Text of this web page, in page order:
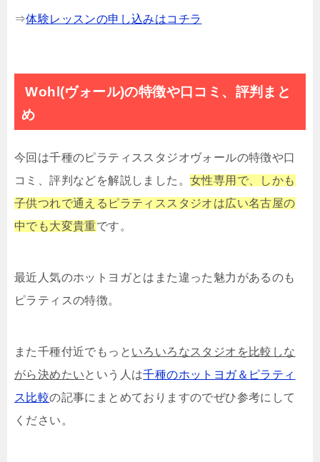
⇒体験レッスンの申し込みはコチラ
Wohl(ヴォール)の特徴や口コミ、評判まと
め
今回は千種のピラティススタジオヴォールの特徴や口
コミ、評判などを解説しました。 女性専用で、しかも
子供つれで通えるピラティススタジオは広い名古屋の
中でも大変貴重です。
最近人気のホットヨガとはまた違った魅力があるのも
ピラティスの特徴。
また千種付近でもっと いろいろなスタジオを比較しな
がら決めたいという人は千種のホットヨガ＆ピラティ
ス比較の記事にまとめておりますのでぜひ参考にして
ください。